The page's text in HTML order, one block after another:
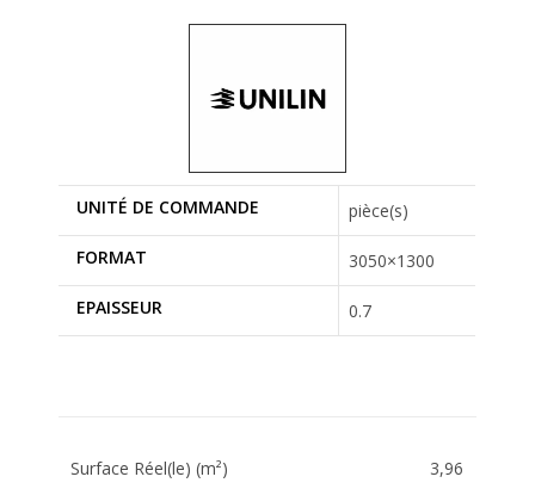
UNITÉ DE COMMANDE pièce(s)
FORMAT 3050×1300
EPAISSEUR 0.7
Surface Réel(le) (m²) 3,96